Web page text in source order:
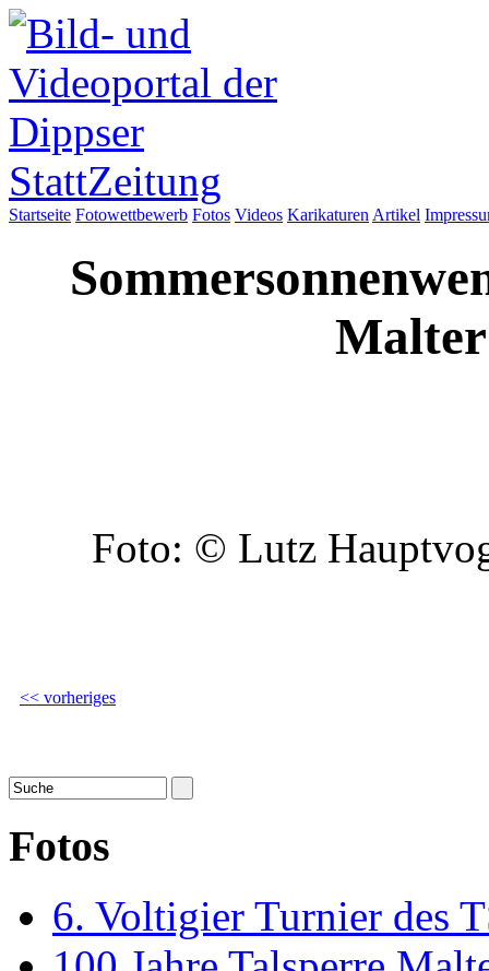
Startseite Fotowettbewerb Fotos Videos Karikaturen Artikel
Malter
Foto: © Lutz
<< vorheriges
Fotos
6. Voltigier Turnier des